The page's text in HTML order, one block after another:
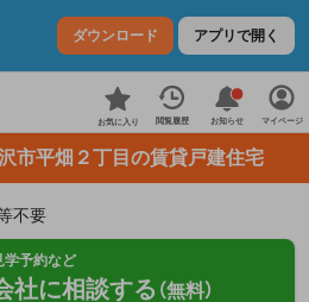
ダウンロード アプリで開く
お気に入り 閲覧履歴 お知らせ マイページ
市平畑２丁目の賃貸戸建住宅
不要
学予約など
社に相談する （無料）